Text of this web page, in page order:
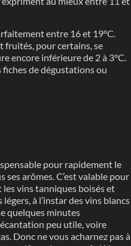
entre 16 et 19°C.
fruités, pour certains, se
encore inférieure de 2 à 3°C.
fiches de dégustations ou
pour rapidement le
arômes. C’est valable pour
vins tanniques boisés et
à l’instar des vins blancs
quelques minutes
peu utile, voire
Donc ne vous acharnez pas à